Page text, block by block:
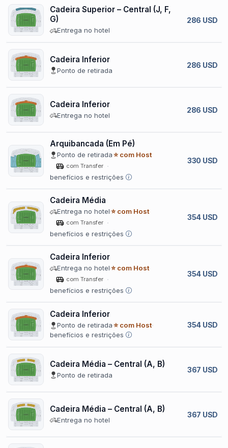
Cadeira Superior – Central (J, F,
G)
Entrega no hotel
286 USD
Cadeira Inferior
Ponto de retirada
286 USD
Cadeira Inferior
Entrega no hotel
286 USD
Arquibancada (Em Pé)
Ponto de retirada⭐ com Host
com Transfer
benefícios e restrições
330 USD
Cadeira Média
Entrega no hotel⭐ com Host
com Transfer
benefícios e restrições
354 USD
Cadeira Inferior
Entrega no hotel⭐ com Host
com Transfer
benefícios e restrições
354 USD
Cadeira Inferior
Ponto de retirada⭐ com Host
benefícios e restrições
354 USD
Cadeira Média – Central (A, B)
Ponto de retirada
367 USD
Cadeira Média – Central (A, B)
Entrega no hotel
367 USD